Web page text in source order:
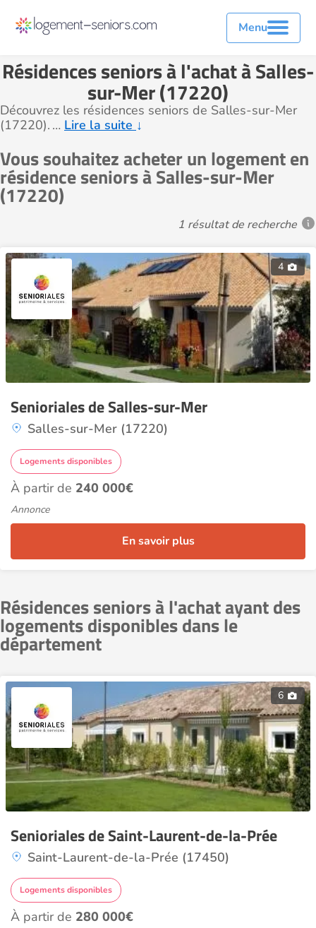
Menu
Résidences seniors à l'achat à Salles-
sur-Mer (17220)
Découvrez les résidences seniors de Salles-sur-Mer
(17220). … Lire la suite ↓
Vous souhaitez acheter un logement en
résidence seniors à Salles-sur-Mer
(17220)
1 résultat de recherche
4
Senioriales de Salles-sur-Mer
Salles-sur-Mer (17220)
Logements disponibles
À partir de 240 000€
Annonce
En savoir plus
Résidences seniors à l'achat ayant des
logements disponibles dans le
département
6
Senioriales de Saint-Laurent-de-la-Prée
Saint-Laurent-de-la-Prée (17450)
Logements disponibles
À partir de 280 000€